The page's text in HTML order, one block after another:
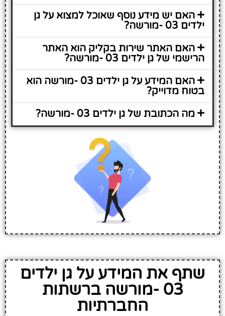
האם יש מידע נוסף שאוכל למצוא על גן
ילדים 03 -מורשה?
האם האתר שירות בקליק הוא האתר
הרישמי של גן ילדים 03 -מורשה?
האם המידע על גן ילדים 03 -מורשה הוא
בטוח מדוייק?
מה הכתובת של גן ילדים 03 -מורשה?
שתף את המידע על גן ילדים
03 -מורשה ברשתות
החברתיות